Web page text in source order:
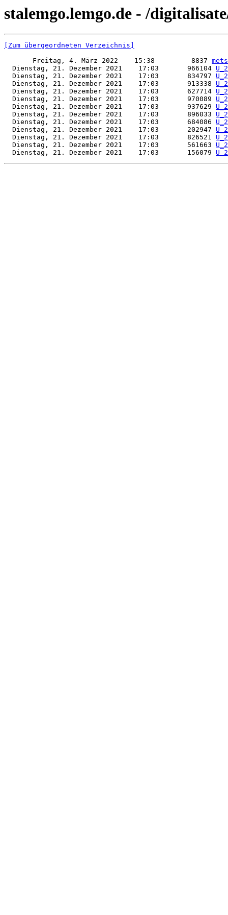
stalemgo.lemgo.de - /
[Zum übergeordneten Verzeichnis]
       Freitag, 4. März 2022    15:38         8837
  Dienstag, 21. Dezember 2021    17:03       966104
  Dienstag, 21. Dezember 2021    17:03       834797
  Dienstag, 21. Dezember 2021    17:03       913338
  Dienstag, 21. Dezember 2021    17:03       627714
  Dienstag, 21. Dezember 2021    17:03       970089
  Dienstag, 21. Dezember 2021    17:03       937629
  Dienstag, 21. Dezember 2021    17:03       896033
  Dienstag, 21. Dezember 2021    17:03       684086
  Dienstag, 21. Dezember 2021    17:03       202947
  Dienstag, 21. Dezember 2021    17:03       826521
  Dienstag, 21. Dezember 2021    17:03       561663
  Dienstag, 21. Dezember 2021    17:03       156079